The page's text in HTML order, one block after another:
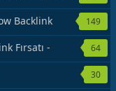
Backlink
149
Fırsatı -
64
30